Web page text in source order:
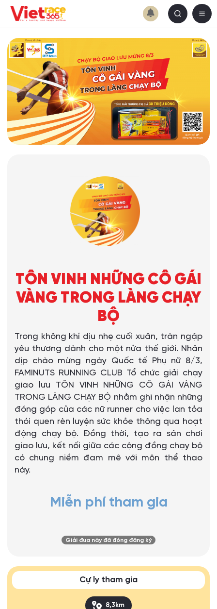
TÔN VINH NHỮNG CÔ GÁI
VÀNG TRONG LÀNG CHẠY
BỘ
Trong không khí dịu nhẹ cuối xuân, tràn ngập
yêu thương dành cho một nửa thế giới. Nhân
dịp chào mừng ngày Quốc tế Phụ nữ 8/3,
FAMINUTS RUNNING CLUB Tổ chức giải chạy
giao lưu TÔN VINH NHỮNG CÔ GÁI VÀNG
TRONG LÀNG CHẠY BỘ nhằm ghi nhận những
đóng góp của các nữ runner cho việc lan tỏa
thói quen rèn luyện sức khỏe thông qua hoạt
động chạy bộ. Đồng thời, tạo ra sân chơi
giao lưu, kết nối giữa các cộng đồng chạy bộ
có chung niềm đam mê với môn thể thao
này.
Miễn phí tham gia
Giải đua này đã đóng đăng ký
Cự ly tham gia
8,3km